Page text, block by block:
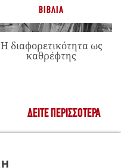
ΒΙΒΛΊΑ
Η διαφορετικότητα ως
καθρέφτης
ΔΕΊΤΕ ΠΕΡΙΣΣΌΤΕΡΑ